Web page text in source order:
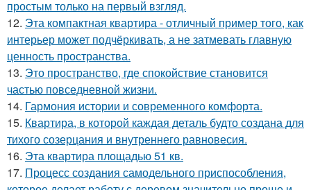
простым только на первый взгляд.
12. Эта компактная квартира - отличный пример того, как
интерьер может подчёркивать, а не затмевать главную
ценность пространства.
13. Это пространство, где спокойствие становится
частью повседневной жизни.
14. Гармония истории и современного комфорта.
15. Квартира, в которой каждая деталь будто создана для
тихого созерцания и внутреннего равновесия.
16. Эта квартира площадью 51 кв.
17. Процесс создания самодельного приспособления,